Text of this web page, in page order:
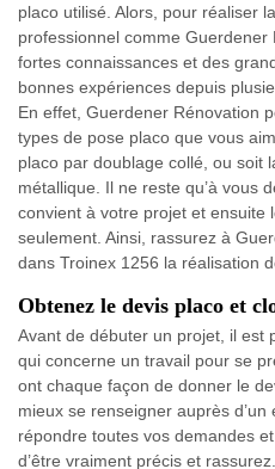
placo utilisé. Alors, pour réaliser
professionnel comme
fortes connaissances et des
bonnes expériences depuis
En effet, Guerdener Rénovation
types de pose placo que vous
placo par doublage collé, ou soit
métallique. Il ne reste qu’à vous
convient à votre projet et ensuite
seulement. Ainsi, rassurez à
dans Troinex 1256 la réalisation
Obtenez le devis placo et
Avant de débuter un projet, il est
qui concerne un travail pour se
ont chaque façon de donner le
mieux se renseigner auprès
répondre toutes vos demandes
d’être vraiment précis et